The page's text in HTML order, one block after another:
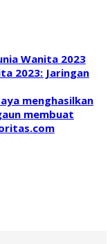
Wanita 2023
2023: Jaringan
menghasilkan
membuat